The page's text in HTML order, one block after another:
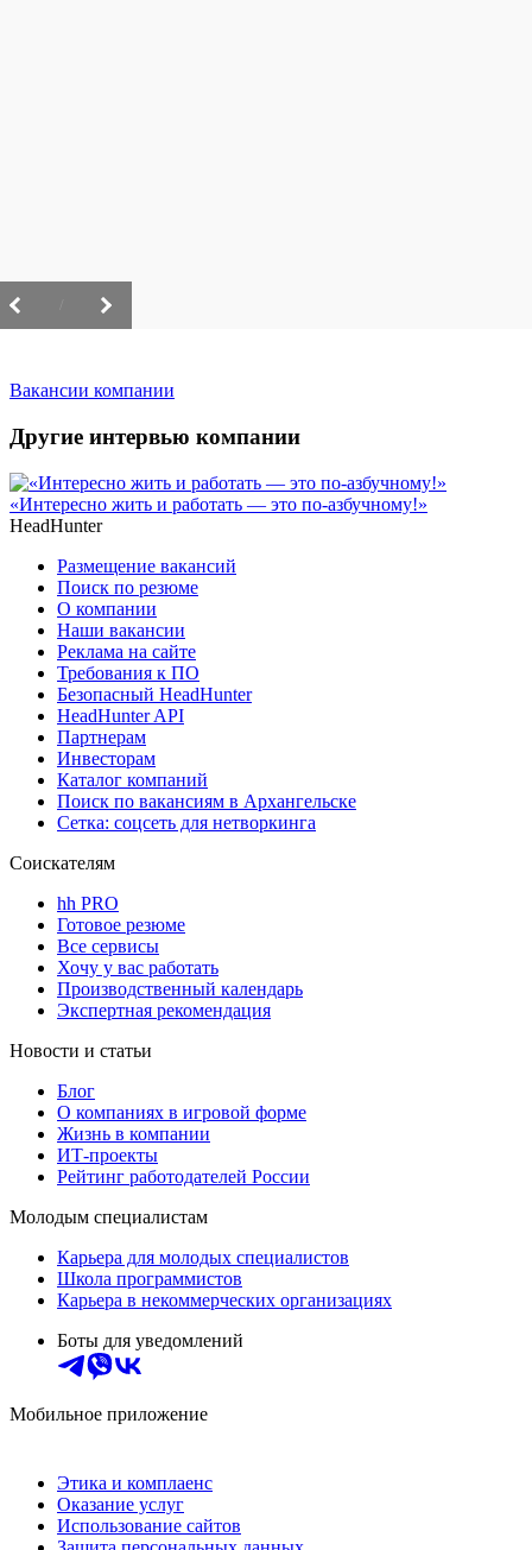
Вакансии компании
Другие интервью компании
«Интересно жить и работать — это по-азбучному!»
HeadHunter
Размещение вакансий
Поиск по резюме
О компании
Наши вакансии
Реклама на сайте
Требования к ПО
Безопасный HeadHunter
HeadHunter API
Партнерам
Инвесторам
Каталог компаний
Поиск по вакансиям в Архангельске
Сетка: соцсеть для нетворкинга
Соискателям
hh PRO
Готовое резюме
Все сервисы
Хочу у вас работать
Производственный календарь
Экспертная рекомендация
Новости и статьи
Блог
О компаниях в игровой форме
Жизнь в компании
ИТ-проекты
Рейтинг работодателей России
Молодым специалистам
Карьера для молодых специалистов
Школа программистов
Карьера в некоммерческих организациях
Боты для уведомлений
Мобильное приложение
Этика и комплаенс
Оказание услуг
Использование сайтов